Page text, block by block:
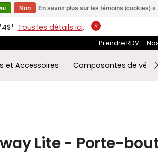
Tous les détails ici.
Prendre RDV
et Accessoires Composantes de vélo
Lite - Porte-
Non En savoir plus sur les témoins (cookies) »